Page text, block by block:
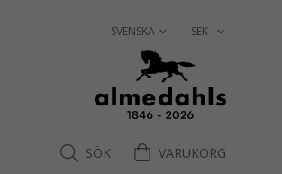
SÖK VARUKORG